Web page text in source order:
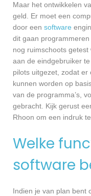
Maar het ontwikkelen
geld. Er moet een
door een software
dit gaan
nog ruimschoots
aan de eindgebruiker
pilots uitgezet, zodat
kunnen worden op
van de programma’s,
gebracht. Kijk gerust
Rhoon om een indruk te
Welke
software
Indien je van plan bent